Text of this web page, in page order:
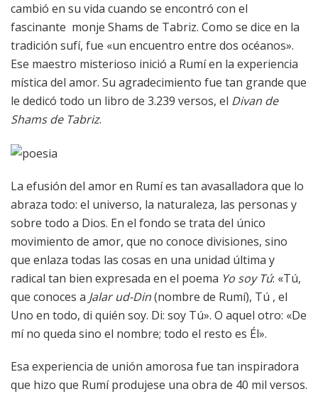
cambió en su vida cuando se encontró con el
fascinante monje Shams de Tabriz. Como se dice en la
tradición sufí, fue «un encuentro entre dos océanos».
Ese maestro misterioso inició a Rumí en la experiencia
mística del amor. Su agradecimiento fue tan grande que
le dedicó todo un libro de 3.239 versos, el Divan de
Shams de Tabriz.
La efusión del amor en Rumí es tan avasalladora que lo
abraza todo: el universo, la naturaleza, las personas y
sobre todo a Dios. En el fondo se trata del único
movimiento de amor, que no conoce divisiones, sino
que enlaza todas las cosas en una unidad última y
radical tan bien expresada en el poema Yo soy Tú: «Tú,
que conoces a Jalar ud-Din(nombre de Rumí), Tú , el
Uno en todo, di quién soy. Di: soy Tú». O aquel otro: «De
mí no queda sino el nombre; todo el resto es Él».
Esa experiencia de unión amorosa fue tan inspiradora
que hizo que Rumí produjese una obra de 40 mil versos.